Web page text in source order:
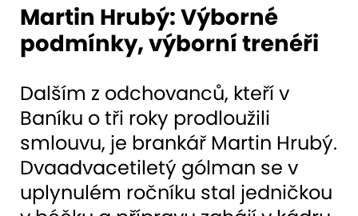
Martin Hrubý: Výborné
podmínky, výborní trenéři
Dalším z odchovanců, kteří v
Baníku o tři roky prodloužili
smlouvu, je brankář Martin Hrubý.
Dvaadvacetiletý gólman se v
uplynulém ročníku stal jedničkou